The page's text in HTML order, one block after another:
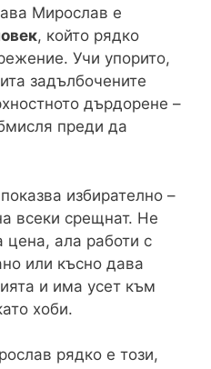
Мирослав е
, който рядко
Учи упорито,
задълбочените
дърдорене –
преди да
избирателно –
всеки срещнат. Не
цена, ала работи с
или късно дава
и има усет към
хоби.
рядко е този,